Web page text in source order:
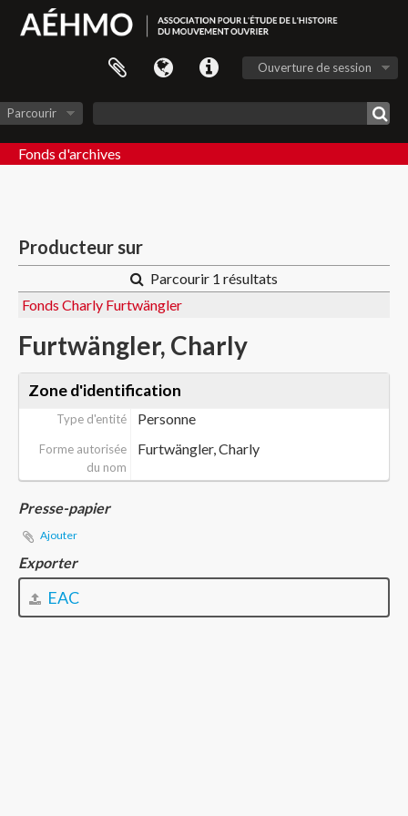
Ouverture de session
Parcourir
Fonds d'archives
Producteur sur
Parcourir 1 résultats
Fonds Charly Furtwängler
Furtwängler, Charly
Zone d'identification
Type d'entité Personne
Forme autorisée
du nom
Furtwängler, Charly
Presse-papier
Ajouter
Exporter
EAC